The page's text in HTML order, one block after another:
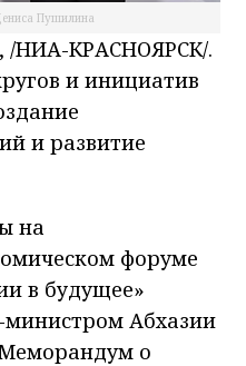
Пушилина
НИА-КРАСНОЯРСК/.
и инициатив
и развитие
на
форуме
в будущее»
Абхазии
о